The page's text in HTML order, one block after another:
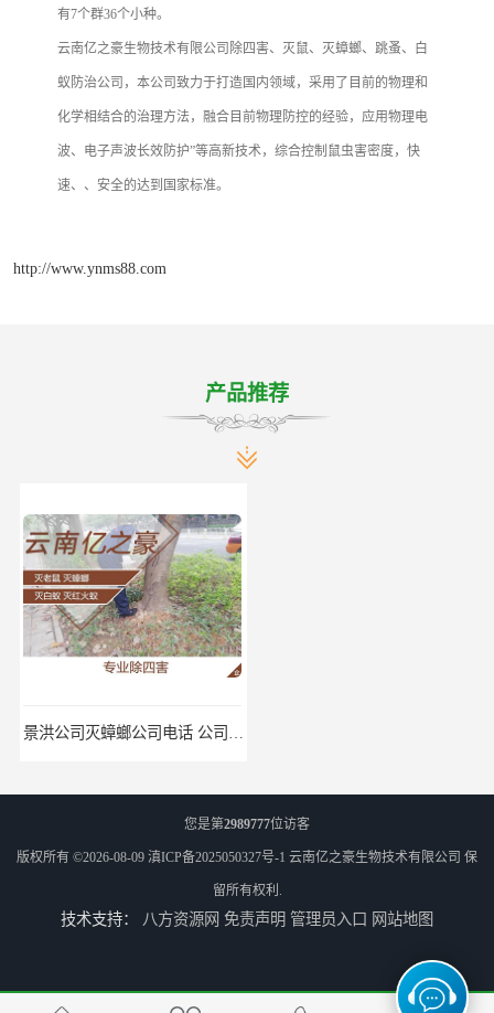
有7个群36个小种。
云南亿之豪生物技术有限公司除四害、灭鼠、灭蟑螂、跳蚤、白
蚁防治公司，本公司致力于打造国内领域，采用了目前的物理和
化学相结合的治理方法，融合目前物理防控的经验，应用物理电
波、电子声波长效防护”等高新技术，综合控制鼠虫害密度，快
速、、安全的达到国家标准。
http://www.ynms88.com
产品推荐
景洪公司灭蟑螂公司电话 公司致力于诚信
您是第2989777位访客
版权所有 ©2026-08-09 滇ICP备2025050327号-1 云南亿之豪生物技术有限公司 保
留所有权利.
技术支持： 八方资源网 免责声明 管理员入口 网站地图